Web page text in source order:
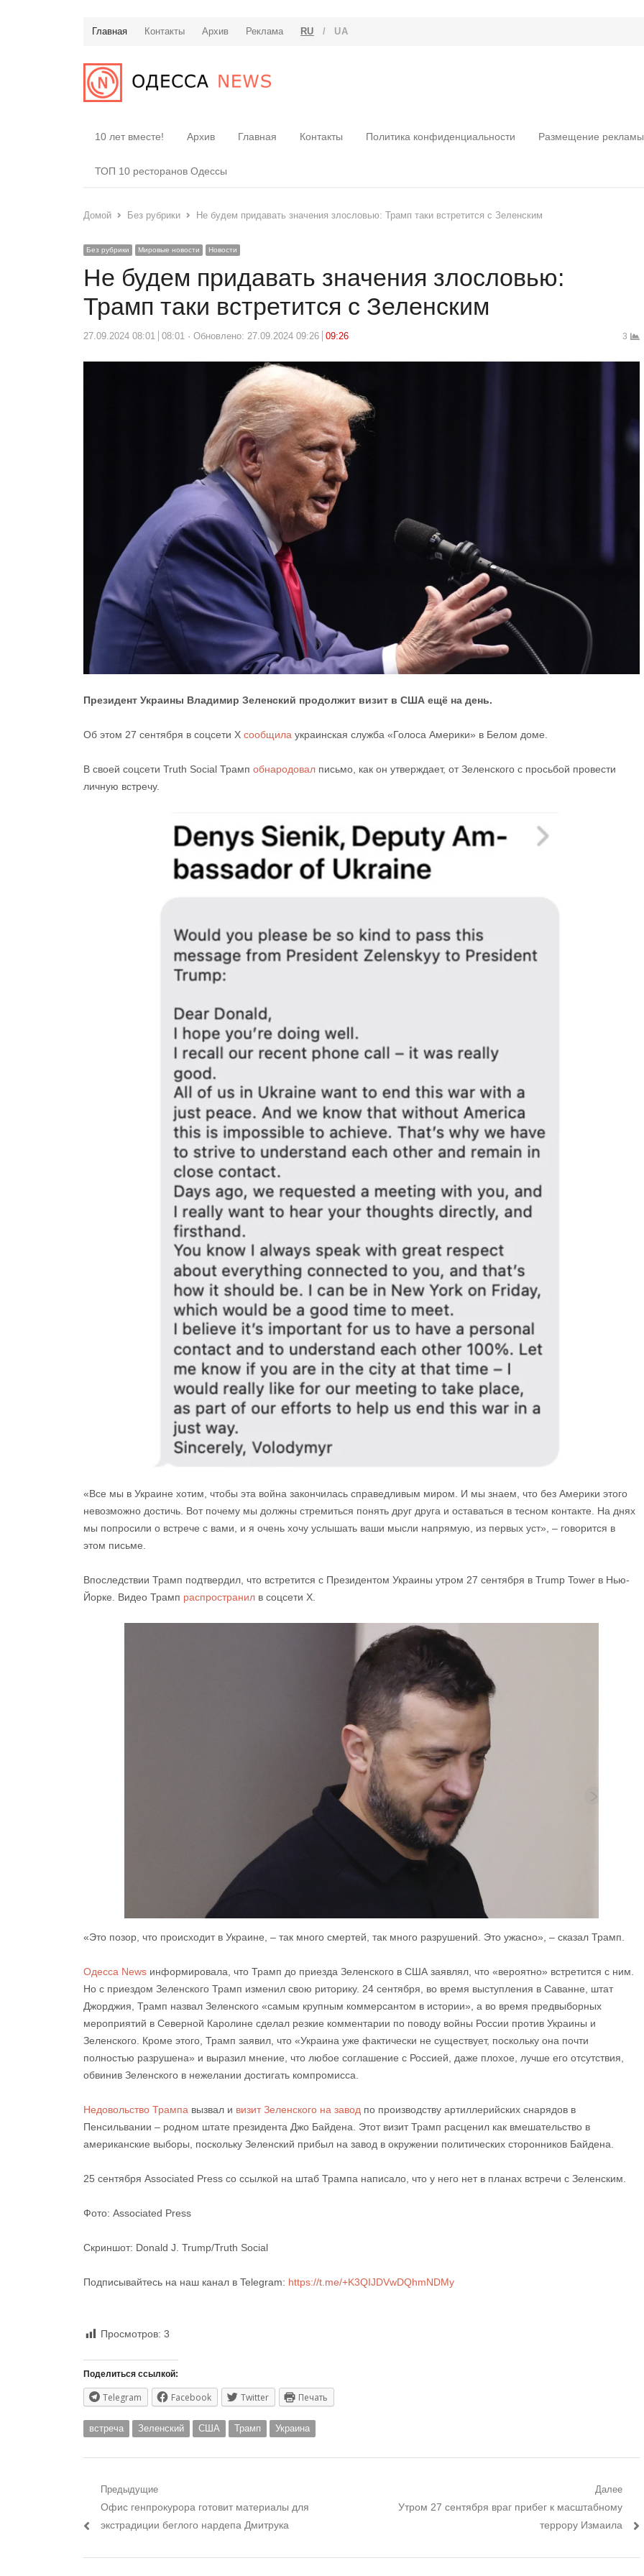
Главная Контакты Архив Реклама RU / UA
10 лет вместе! Архив Главная Контакты Политика конфиденциальности Размещение рекламы
ТОП 10 ресторанов Одессы
Домой Без рубрики Не будем придавать значения злословью: Трамп таки встретится с Зеленским
Без рубрики Мировые новости Новости
Не будем придавать значения злословью:
Трамп таки встретится с Зеленским
27.09.2024 08:01 08:01 Обновлено: 27.09.2024 09:26 09:26 3
Президент Украины Владимир Зеленский продолжит визит в США ещё на день.
Об этом 27 сентября в соцсети X сообщила украинская служба «Голоса Америки» в Белом доме.
В своей соцсети Truth Social Трамп обнародовал письмо, как он утверждает, от Зеленского с просьбой провести
личную встречу.
«Все мы в Украине хотим, чтобы эта война закончилась справедливым миром. И мы знаем, что без Америки этого
невозможно достичь. Вот почему мы должны стремиться понять друг друга и оставаться в тесном контакте. На днях
мы попросили о встрече с вами, и я очень хочу услышать ваши мысли напрямую, из первых уст», – говорится в
этом письме.
Впоследствии Трамп подтвердил, что встретится с Президентом Украины утром 27 сентября в Trump Tower в Нью-
Йорке. Видео Трамп распространил в соцсети X.
«Это позор, что происходит в Украине, – так много смертей, так много разрушений. Это ужасно», – сказал Трамп.
Одесса News информировала, что Трамп до приезда Зеленского в США заявлял, что «вероятно» встретится с ним.
Но с приездом Зеленского Трамп изменил свою риторику. 24 сентября, во время выступления в Саванне, штат
Джорджия, Трамп назвал Зеленского «самым крупным коммерсантом в истории», а во время предвыборных
мероприятий в Северной Каролине сделал резкие комментарии по поводу войны России против Украины и
Зеленского. Кроме этого, Трамп заявил, что «Украина уже фактически не существует, поскольку она почти
полностью разрушена» и выразил мнение, что любое соглашение с Россией, даже плохое, лучше его отсутствия,
обвинив Зеленского в нежелании достигать компромисса.
Недовольство Трампа вызвал и визит Зеленского на завод по производству артиллерийских снарядов в
Пенсильвании – родном штате президента Джо Байдена. Этот визит Трамп расценил как вмешательство в
американские выборы, поскольку Зеленский прибыл на завод в окружении политических сторонников Байдена.
25 сентября Associated Press со ссылкой на штаб Трампа написало, что у него нет в планах встречи с Зеленским.
Фото: Associated Press
Скриншот: Donald J. Trump/Truth Social
Подписывайтесь на наш канал в Telegram: https://t.me/+K3QIJDVwDQhmNDMy
Просмотров: 3
Поделиться ссылкой:
Telegram Facebook Twitter Печать
встреча Зеленский США Трамп Украина
Навигация
по
Предыдущие
Предыдущий
пост:
Офис генпрокурора готовит материалы для
экстрадиции беглого нардепа Дмитрука
Далее
Следующий
Утром 27 сентября враг прибег к масштабному
террору Измаила